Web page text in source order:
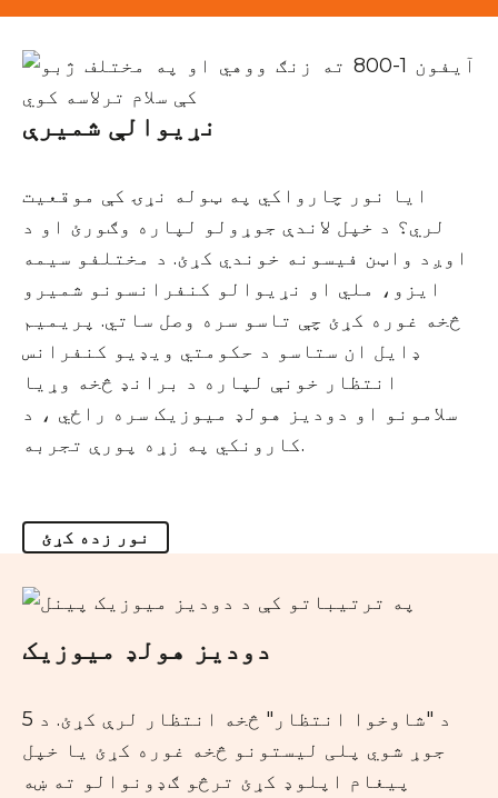
نړیوالې شمیرې
ایا نور چارواکي په ټوله نړۍ کې موقعیت
لري؟ د خپل لاندې جوړولو لپاره وګورئ او د
اوږد واټن فیسونه خوندي کړئ. د مختلفو سیمه
ایزو، ملي او نړیوالو کنفرانسونو شمیرو
څخه غوره کړئ چې تاسو سره وصل ساتي. پریمیم
ډایل ان ستاسو د حکومتي ویډیو کنفرانس
انتظار خونې لپاره د برانډ څخه وړیا
سلامونو او دودیز هولډ میوزیک سره راځي ، د
کارونکي په زړه پورې تجربه.
نور زده کړئ
دودیز هولډ میوزیک
د "شاوخوا انتظار" څخه انتظار لرې کړئ. د 5
جوړ شوي پلی لیستونو څخه غوره کړئ یا خپل
پیغام اپلوډ کړئ ترڅو ګډونوالو ته ښه